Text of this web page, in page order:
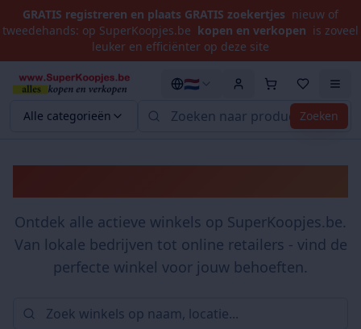
GRATIS registreren en plaats GRATIS zoekertjes nieuw of
tweedehands: op SuperKoopjes.be kopen en verkopen is zoveel
leuker en efficiënter op deze site
Alle categorieën Zoeken
🇳🇱
Ontdek alle actieve winkels op SuperKoopjes.be.
Van lokale bedrijven tot online retailers - vind de
perfecte winkel voor jouw behoeften.